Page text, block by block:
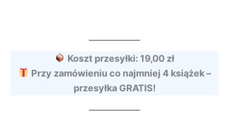
Koszt przesyłki: 19,00 zł
Przy zamówieniu co najmniej 4 książek –
przesyłka GRATIS!